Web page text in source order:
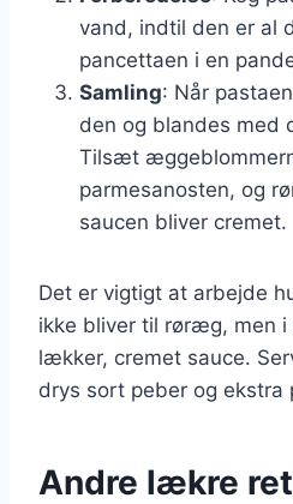
vand, indtil den er al
pancettaen i en
Samling: Når
den og blandes med
Tilsæt
parmesanosten, og
saucen bliver cremet.
Det er vigtigt at arbejde
ikke bliver til røræg, men
lækker, cremet sauce.
drys sort peber og ekstra
Andre lækre